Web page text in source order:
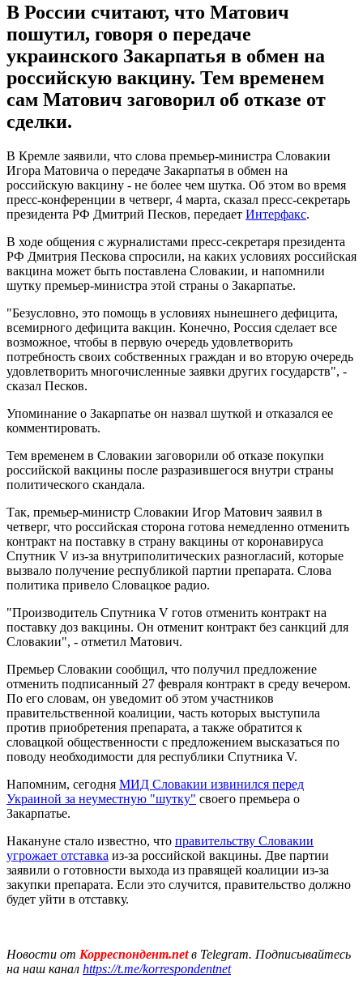
В России считают, что Матович
пошутил, говоря о передаче
украинского Закарпатья в обмен на
российскую вакцину. Тем временем
сам Матович заговорил об отказе от
сделки.
В Кремле заявили, что слова премьер-министра Словакии
Игора Матовича о передаче Закарпатья в обмен на
российскую вакцину - не более чем шутка. Об этом во время
пресс-конференции в четверг, 4 марта, сказал пресс-секретарь
президента РФ Дмитрий Песков, передает Интерфакс.
В ходе общения с журналистами пресс-секретаря президента
РФ Дмитрия Пескова спросили, на каких условиях российская
вакцина может быть поставлена Словакии, и напомнили
шутку премьер-министра этой страны о Закарпатье.
"Безусловно, это помощь в условиях нынешнего дефицита,
всемирного дефицита вакцин. Конечно, Россия сделает все
возможное, чтобы в первую очередь удовлетворить
потребность своих собственных граждан и во вторую очередь
удовлетворить многочисленные заявки других государств", -
сказал Песков.
Упоминание о Закарпатье он назвал шуткой и отказался ее
комментировать.
Тем временем в Словакии заговорили об отказе покупки
российской вакцины после разразившегося внутри страны
политического скандала.
Так, премьер-министр Словакии Игор Матович заявил в
четверг, что российская сторона готова немедленно отменить
контракт на поставку в страну вакцины от коронавируса
Спутник V из-за внутриполитических разногласий, которые
вызвало получение республикой партии препарата. Слова
политика привело Словацкое радио.
"Производитель Спутника V готов отменить контракт на
поставку доз вакцины. Он отменит контракт без санкций для
Словакии", - отметил Матович.
Премьер Словакии сообщил, что получил предложение
отменить подписанный 27 февраля контракт в среду вечером.
По его словам, он уведомит об этом участников
правительственной коалиции, часть которых выступила
против приобретения препарата, а также обратится к
словацкой общественности с предложением высказаться по
поводу необходимости для республики Спутника V.
Напомним, сегодня МИД Словакии извинился перед
Украиной за неуместную "шутку" своего премьера о
Закарпатье.
Накануне стало известно, что правительству Словакии
угрожает отставка из-за российской вакцины. Две партии
заявили о готовности выхода из правящей коалиции из-за
закупки препарата. Если это случится, правительство должно
будет уйти в отставку.
Новости от Корреспондент.netв Telegram. Подписывайтесь
на наш канал https://t.me/korrespondentnet